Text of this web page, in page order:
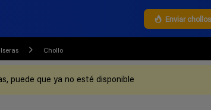
Enviar chollos
Chollo
puede que ya no esté disponible